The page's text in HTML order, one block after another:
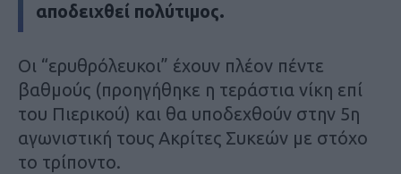
αποδειχθεί πολύτιμος.
Οι “ερυθρόλευκοι” έχουν πλέον πέντε
βαθμούς (προηγήθηκε η τεράστια νίκη επί
του Πιερικού) και θα υποδεχθούν στην 5η
αγωνιστική τους Ακρίτες Συκεών με στόχο
το τρίποντο.